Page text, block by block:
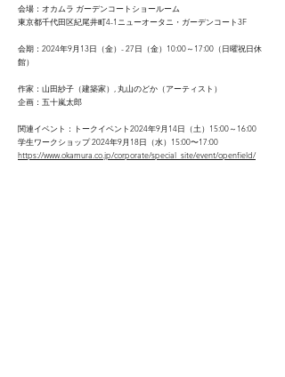
会場：オカムラ ガーデンコートショールーム
東京都千代田区紀尾井町4-1ニューオータニ・ガーデンコート3F
会期：2024年9月13日（金）- 27日（金）10:00～17:00（日曜祝日休
館）
作家：山田紗子（建築家）, 丸山のどか（アーティスト）
企画：五十嵐太郎
関連イベント：トークイベント2024年9月14日（土）15:00～16:00
学生ワークショップ 2024年9月18日（水）15:00〜17:00
https://www.okamura.co.jp/corporate/special_site/event/openfield/